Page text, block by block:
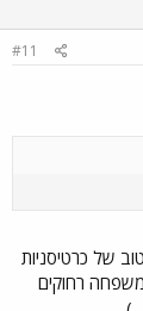
#11
של כרטיסניות
רחוקים